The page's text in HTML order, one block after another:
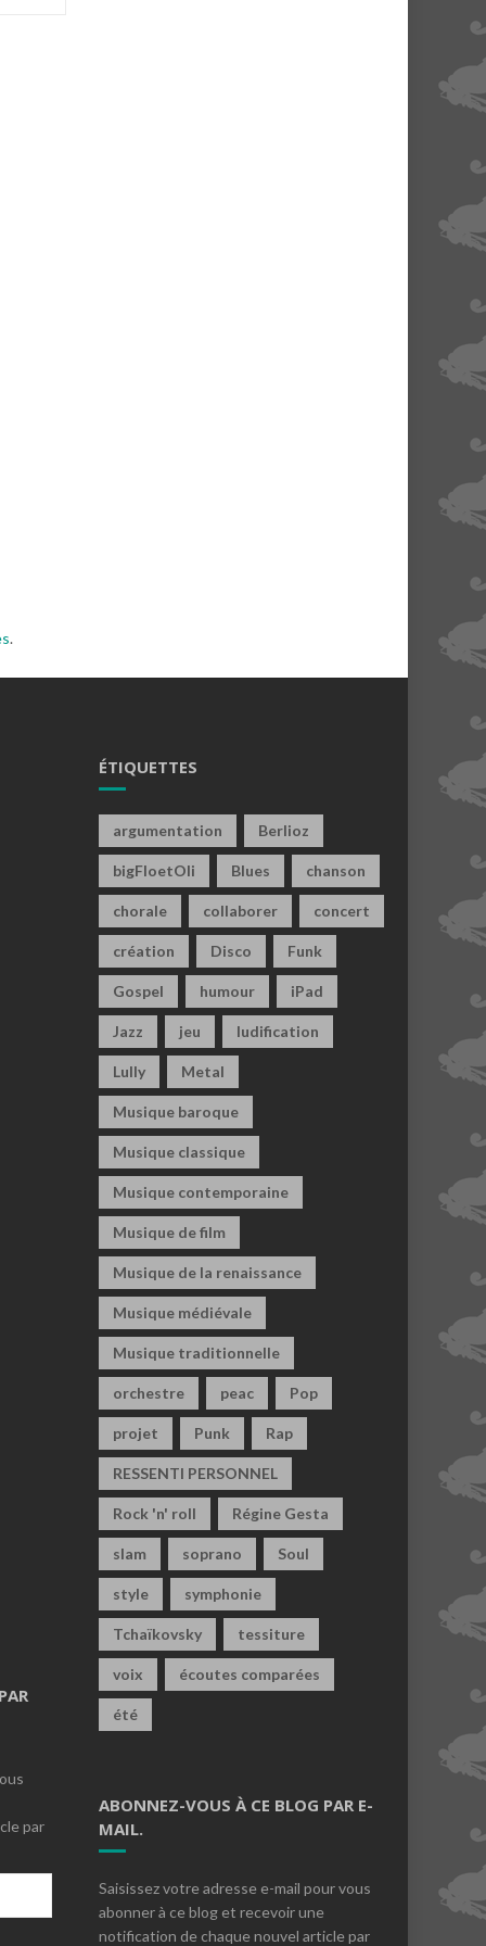
.
par
ÉTIQUETTES
argumentation Berlioz
bigFloetOli Blues chanson
chorale collaborer concert
création Disco Funk
Gospel humour iPad
Jazz jeu ludification
Lully Metal
Musique baroque
Musique classique
Musique contemporaine
Musique de film
Musique de la renaissance
Musique médiévale
Musique traditionnelle
orchestre peac Pop
projet Punk Rap
RESSENTI PERSONNEL
Rock 'n' roll Régine Gesta
slam soprano Soul
style symphonie
Tchaïkovsky tessiture
voix écoutes comparées
été
ABONNEZ-VOUS À CE BLOG PAR E-
MAIL.
Saisissez votre adresse e-mail pour vous
abonner à ce blog et recevoir une
notification de chaque nouvel article par